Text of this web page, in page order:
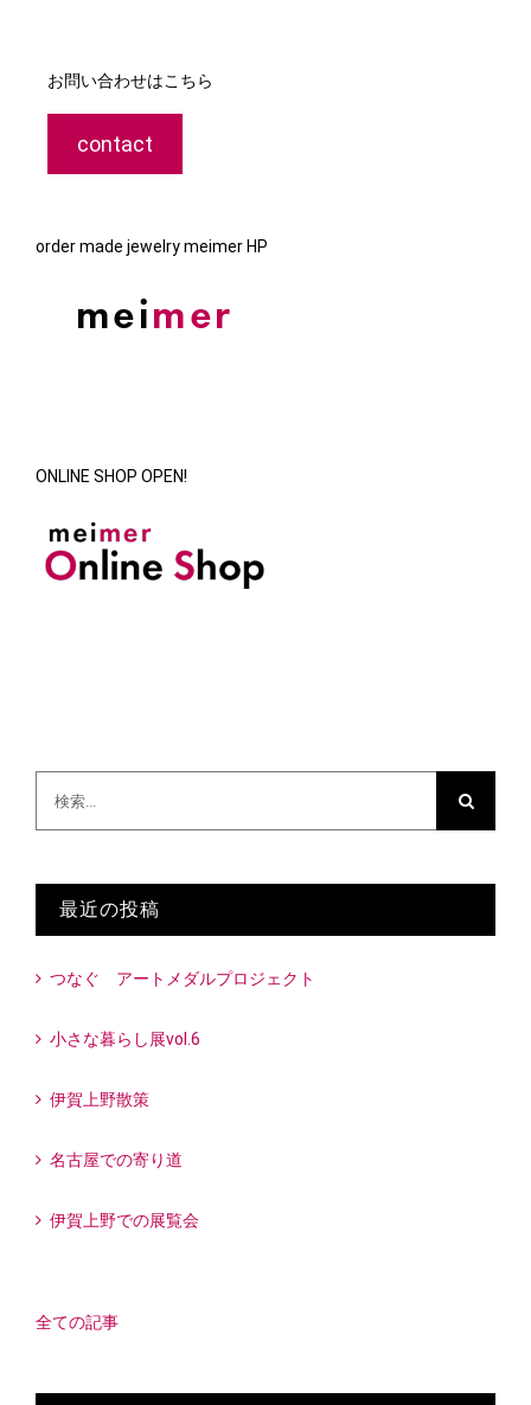
お問い合わせはこちら
contact
order made jewelry meimer HP
ONLINE SHOP OPEN!
最近の投稿
つなぐ アートメダルプロジェクト
小さな暮らし展vol.6
伊賀上野散策
名古屋での寄り道
伊賀上野での展覧会
全ての記事